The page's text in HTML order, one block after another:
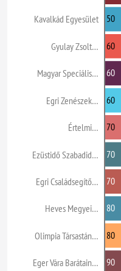
Kavalkád Egyesület
Gyulay Zsolt…
Magyar Speciális…
Egri Zenészek…
Értelmi…
Ezüstidő Szabadid…
Egri Családsegítő…
Heves Megyei…
Olimpia Társastán…
Eger Vára Barátain…
50
60
60
60
70
70
70
80
80
90